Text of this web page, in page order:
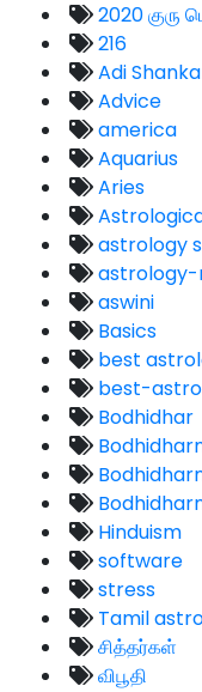
2020 குரு
216
Adi
Advice
america
Aquarius
Aries
astrology
aswini
Basics
best
best-
Bodhidhar
Hinduism
software
stress
Tamil
சித்தர்கள்
விபூதி